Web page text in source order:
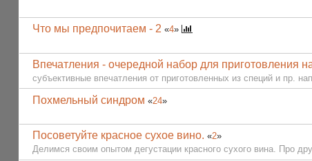
Что мы предпочитаем - 2 «4»
Впечатления - очередной набор для приготовления
субъективные впечатления от приготовленных из специй и пр.
Похмельный синдром «24»
Посоветуйте красное сухое вино. «2»
Делимся своим опытом дегустации красного сухого вина. Про